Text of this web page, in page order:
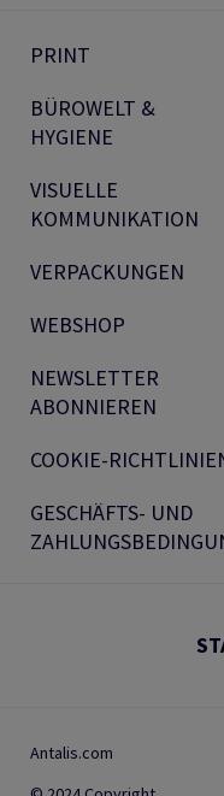
PRINT
BÜROWELT &
HYGIENE
VISUELLE
KOMMUNIKATION
VERPACKUNGEN
WEBSHOP
NEWSLETTER
ABONNIEREN
COOKIE-
GESCHÄFTS- UND
Antalis.com